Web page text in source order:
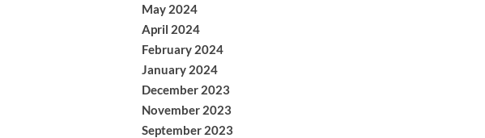
May 2024
April 2024
February 2024
January 2024
December 2023
November 2023
September 2023